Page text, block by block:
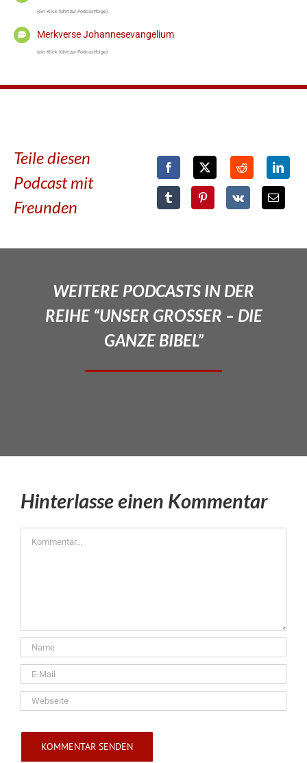
(ein Klick führt zur Podcastfolge)
Merkverse Johannesevangelium
(ein Klick führt zur Podcastfolge)
Teile diesen
Podcast mit
Freunden
WEITERE PODCASTS IN DER
REIHE “UNSER GROSSER – DIE
GANZE BIBEL”
Hinterlasse einen Kommentar